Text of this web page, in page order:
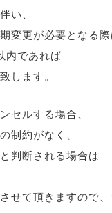
い、
変更が必要となる際
内であれば
します。
セルする場合、
制約がなく、
判断される場合は
せて頂きますので、